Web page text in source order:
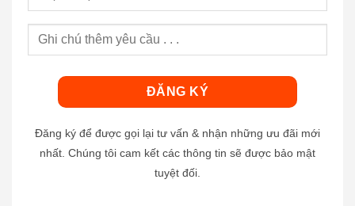
Đăng ký để được gọi lại tư vấn & nhận những ưu đãi mới
nhất. Chúng tôi cam kết các thông tin sẽ được bảo mật
tuyệt đối.